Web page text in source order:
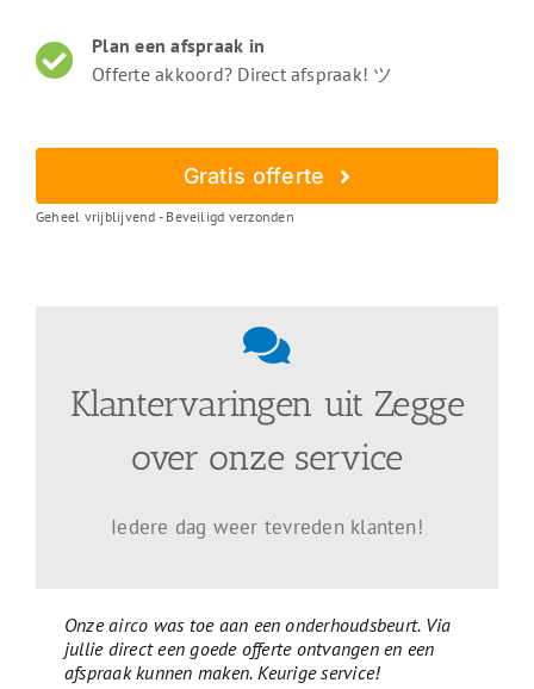
Plan een afspraak in
Offerte akkoord? Direct afspraak! ツ
Gratis offerte
Geheel vrijblijvend - Beveiligd verzonden
Klantervaringen uit Zegge
over onze service
Iedere dag weer tevreden klanten!
Onze airco was toe aan een onderhoudsbeurt. Via
jullie direct een goede offerte ontvangen en een
afspraak kunnen maken. Keurige service!